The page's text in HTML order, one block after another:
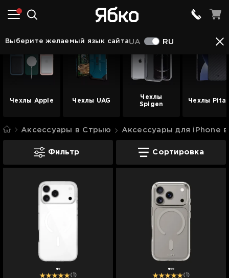
Выберите желаемый язык сайтаUA RU
Чехлы Apple Чехлы UAG
Чехлы
Spigen
Чехлы
Аксессуары в Стрыю Аксессуары для iPhone
Чехлы для iPhone в Стрыю
Фильтр Сортировка
(1) (1)